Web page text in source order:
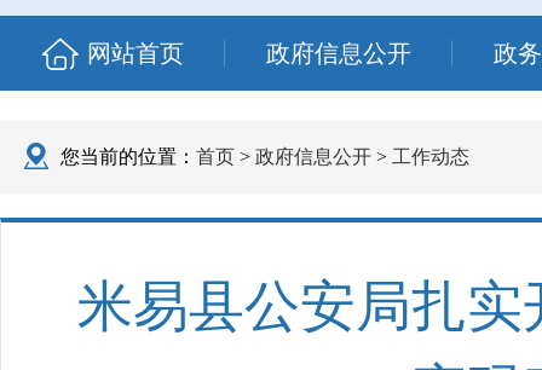
网站首页 政府信息公开 政
您当前的位置： 首页 > 政府信息公开 > 工作动态
米易县公安局扎